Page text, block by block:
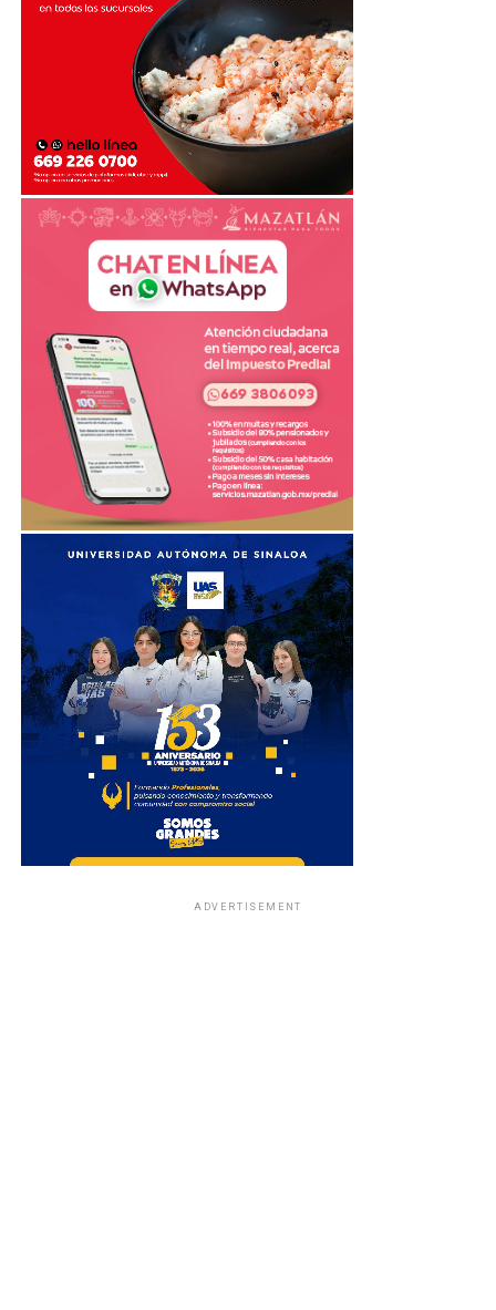
ADVERTISEMENT